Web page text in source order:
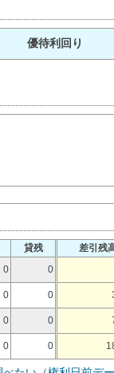
優待利回り
貸残 差引残
0 0
0 0
0 0
0 0